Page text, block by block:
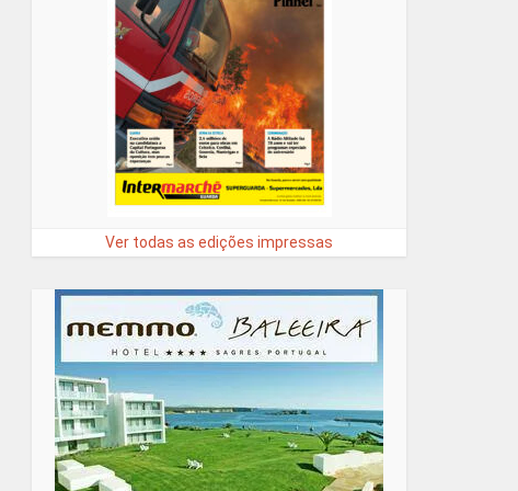
Ver todas as edições impressas